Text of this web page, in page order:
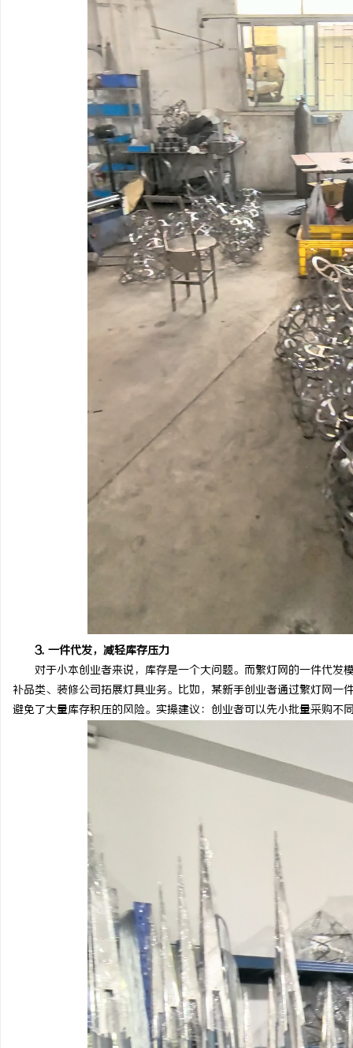
3. 一件代发，减轻库存压力
对于小本创业者来说，库存是一个大问题。而繁灯网的一件代发
补品类、装修公司拓展灯具业务。比如，某新手创业者通过繁灯网
避免了大量库存积压的风险。实操建议：创业者可以先小批量采购